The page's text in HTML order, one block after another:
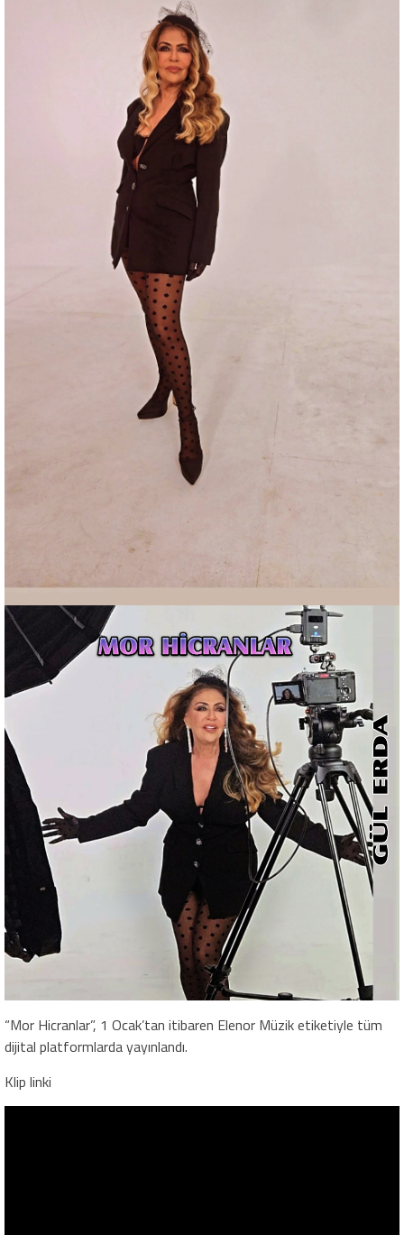
“Mor Hicranlar”, 1 Ocak’tan itibaren Elenor Müzik etiketiyle tüm
dijital platformlarda yayınlandı.
Klip linki